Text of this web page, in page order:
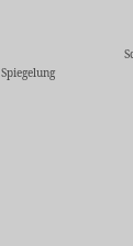
Spiegelung